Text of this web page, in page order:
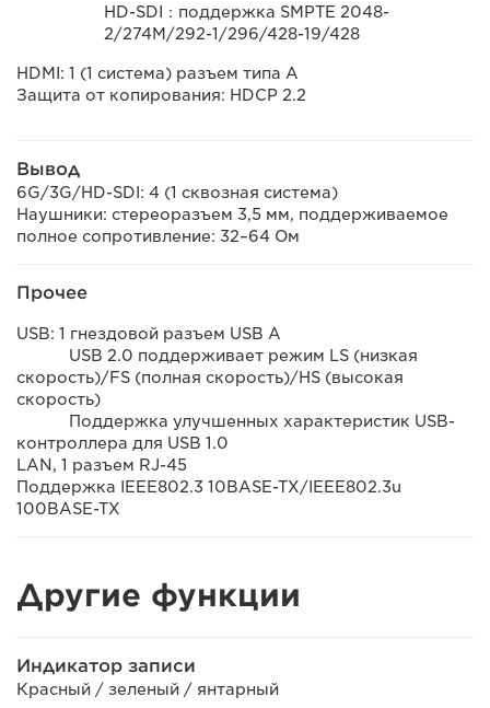
HD-SDI：поддержка SMPTE 2048-
2/274M/292-1/296/428-19/428
HDMI: 1 (1 система) разъем типа A
Защита от копирования: HDCP 2.2
Вывод
6G/3G/HD-SDI: 4 (1 сквозная система)
Наушники: стереоразъем 3,5 мм, поддерживаемое
полное сопротивление: 32–64 Ом
Прочее
USB: 1 гнездовой разъем USB A
USB 2.0 поддерживает режим LS (низкая
скорость)/FS (полная скорость)/HS (высокая
скорость)
Поддержка улучшенных характеристик USB-
контроллера для USB 1.0
LAN, 1 разъем RJ-45
Поддержка IEEE802.3 10BASE-TX/IEEE802.3u
100BASE-TX
Другие функции
Индикатор записи
Красный / зеленый / янтарный